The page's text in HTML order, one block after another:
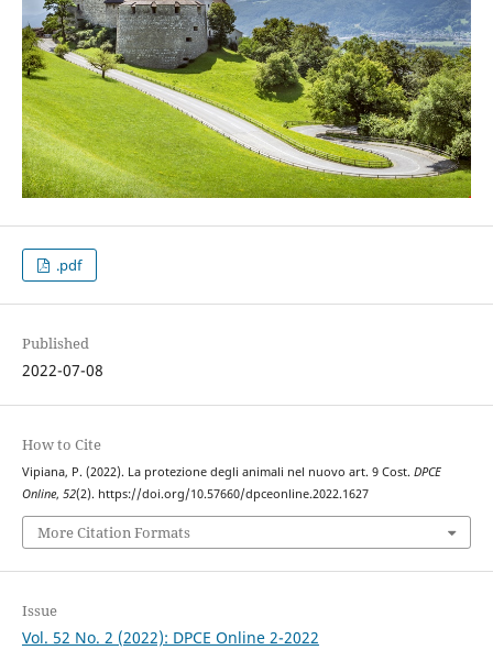
.pdf
Published
2022-07-08
How to Cite
Vipiana, P. (2022). La protezione degli animali nel nuovo art. 9 Cost. DPCE
Online, 52(2). https://doi.org/10.57660/dpceonline.2022.1627
More Citation Formats
Issue
Vol. 52 No. 2 (2022): DPCE Online 2-2022